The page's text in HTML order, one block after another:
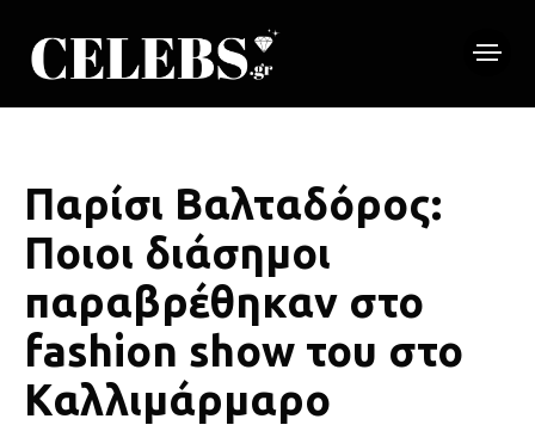
Παρίσι Βαλταδόρος:
Ποιοι διάσημοι
παραβρέθηκαν στο
fashion show του στο
Καλλιμάρμαρο